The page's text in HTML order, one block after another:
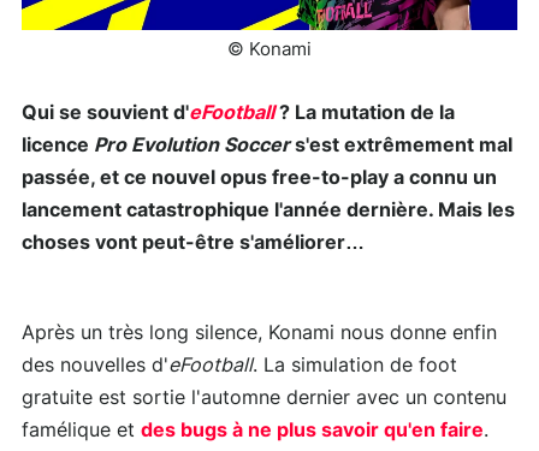
© Konami
Qui se souvient d'eFootball? La mutation de la
licence Pro Evolution Soccers'est extrêmement mal
passée, et ce nouvel opus free-to-play a connu un
lancement catastrophique l'année dernière. Mais les
choses vont peut-être s'améliorer…
Après un très long silence, Konami nous donne enfin
des nouvelles d'eFootball. La simulation de foot
gratuite est sortie l'automne dernier avec un contenu
famélique et des bugs à ne plus savoir qu'en faire.